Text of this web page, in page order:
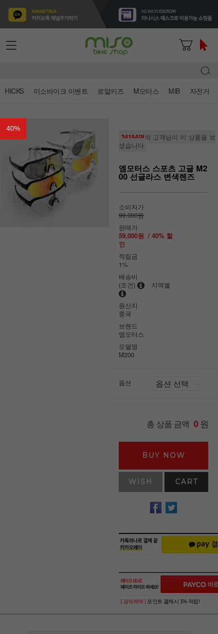
HICKS 미소바이크 이벤트 로얄키즈 M모터스 MIB 자전거
40%
34184명의 고객님이 이 상품을 보
셨습니다
엠모터스 스포츠 고글 M2
00 선글라스 변색렌즈
소비자가
99,000원
판매가
59,000원 / 40% 할
인
적립금
1%
배송비
(조건)
지역별
원산지
중국
브랜드
엠모터스
모델명
M200
옵션
총 상품 금액 0원
BUY NOW
WISH CART
[ 결제혜택 ] 포인트 결제시 1% 적립!